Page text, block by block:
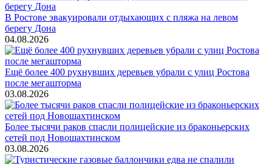
В Ростове эвакуировали отдыхающих с пляжа на левом
берегу Дона
04.08.2026
Ещё более 400 рухнувших деревьев убрали с улиц Ростова
после мегашторма
03.08.2026
Более тысячи раков спасли полицейские из браконьерских
сетей под Новошахтинском
03.08.2026